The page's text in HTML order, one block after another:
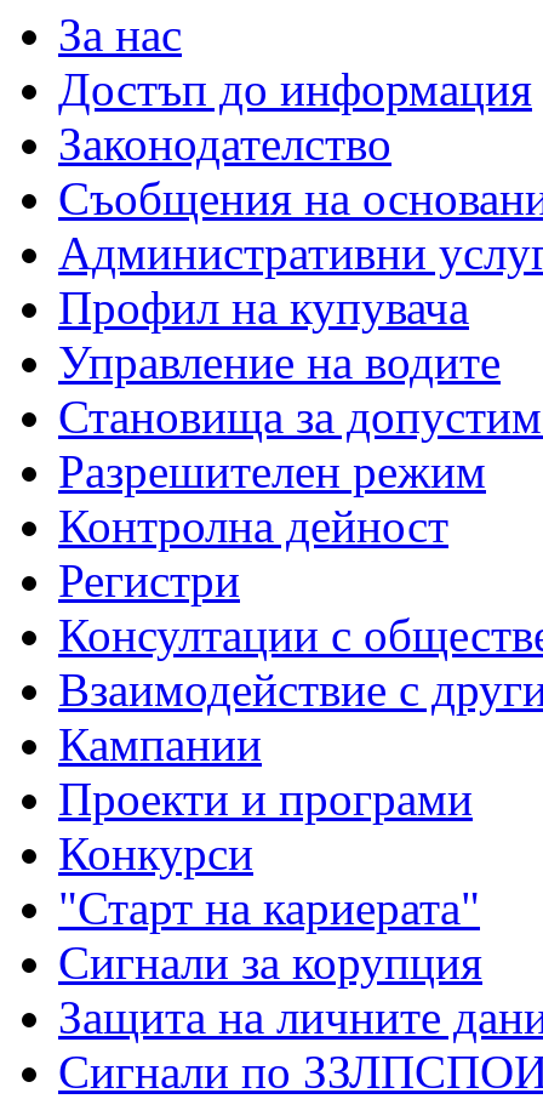
За нас
Достъп до информация
Законодателство
Съобщения на
Административни
Профил на купувача
Управление на водите
Становища за
Разрешителен режим
Контролна дейност
Регистри
Консултации с
Взаимодействие с
Кампании
Проекти и програми
Конкурси
"Старт на кариерата"
Сигнали за корупция
Защита на личните
Сигнали по